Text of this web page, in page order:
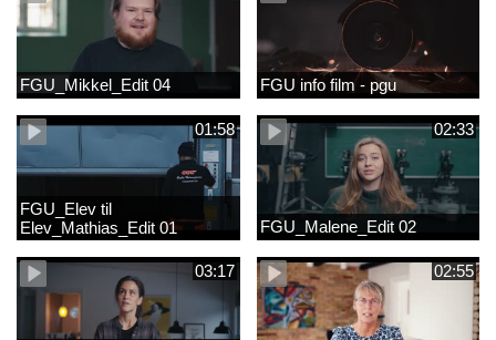
FGU_Mikkel_Edit 04 FGU info film - pgu
01:58
FGU_Elev til
Elev_Mathias_Edit 01
02:33
FGU_Malene_Edit 02
03:17 02:55